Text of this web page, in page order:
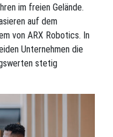
im freien Gelände.
auf dem
von ARX Robotics. In
Unternehmen die
stetig